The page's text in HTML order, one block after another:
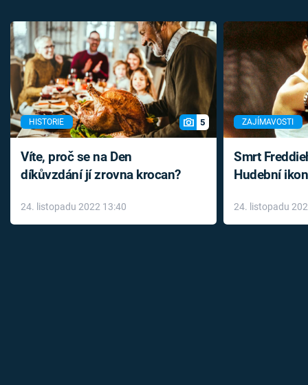
HISTORIE 5
Víte, proč se na Den
díkůvzdání jí zrovna krocan?
24. listopadu 2022 13:40
ZAJÍMAVOSTI
Smrt
Hudební
léky
24. listopadu